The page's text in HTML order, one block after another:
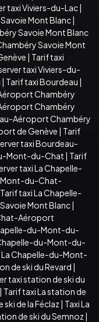
taxi Viviers-du-Lac|
Mont Blanc|
Savoie Mont Blanc
Savoie Mont
| Tarif taxi
taxi Viviers-du-
| Tarif taxi Bourdeau |
Chambéry
Chambéry
Aéroport Chambéry
de Genève | Tarif
taxi Bourdeau-
Mont-du-Chat | Tarif
taxi La Chapelle-
Mont-du-Chat-
Tarif taxi La Chapelle-
Mont Blanc|
Aéroport
du-Mont-du-
du-Mont-du-
La Chapelle-du-Mont-
de ski du Revard |
taxi station de ski du
| Tarif taxi La station de
ski de la Féclaz | Taxi La
de ski du Semnoz |